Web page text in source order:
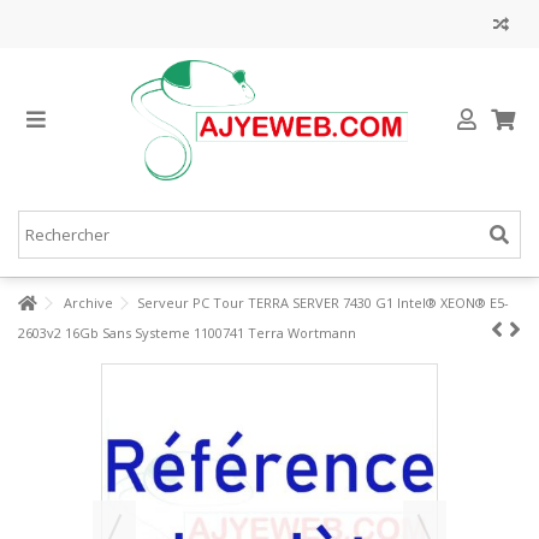
Archive
Serveur PC Tour TERRA SERVER 7430 G1 Intel® XEON® E5-
2603v2 16Gb Sans Systeme 1100741 Terra Wortmann